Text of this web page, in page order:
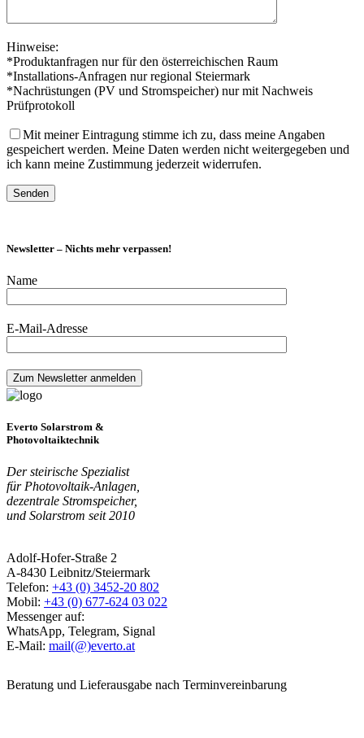
Hinweise:
*Produktanfragen nur für den österreichischen Raum
*Installations-Anfragen nur regional Steiermark
*Nachrüstungen (PV und Stromspeicher) nur mit Nachweis
Prüfprotokoll
Mit meiner Eintragung stimme ich zu, dass meine Angaben
gespeichert werden. Meine Daten werden nicht weitergegeben und
ich kann meine Zustimmung jederzeit widerrufen.
Newsletter – Nichts mehr verpassen!
Name
E-Mail-Adresse
Everto Solarstrom &
Photovoltaiktechnik
Der steirische Spezialist
für Photovoltaik-Anlagen,
dezentrale Stromspeicher,
und Solarstrom seit 2010
Adolf-Hofer-Straße 2
A-8430 Leibnitz/Steiermark
Telefon: +43 (0) 3452-20 802
Mobil: +43 (0) 677-624 03 022
Messenger auf:
WhatsApp, Telegram, Signal
E-Mail: mail(@)everto.at
Beratung und Lieferausgabe nach Terminvereinbarung